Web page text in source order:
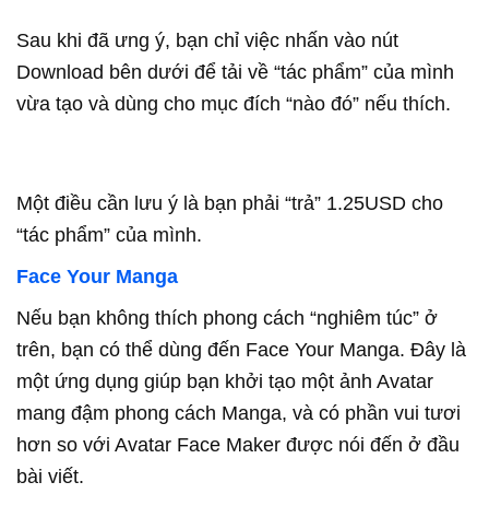
Sau khi đã ưng ý, bạn chỉ việc nhấn vào nút
Download bên dưới để tải về “tác phẩm” của mình
vừa tạo và dùng cho mục đích “nào đó” nếu thích.
Một điều cần lưu ý là bạn phải “trả” 1.25USD cho
“tác phẩm” của mình.
Face Your Manga
Nếu bạn không thích phong cách “nghiêm túc” ở
trên, bạn có thể dùng đến Face Your Manga. Đây là
một ứng dụng giúp bạn khởi tạo một ảnh Avatar
mang đậm phong cách Manga, và có phần vui tươi
hơn so với Avatar Face Maker được nói đến ở đầu
bài viết.